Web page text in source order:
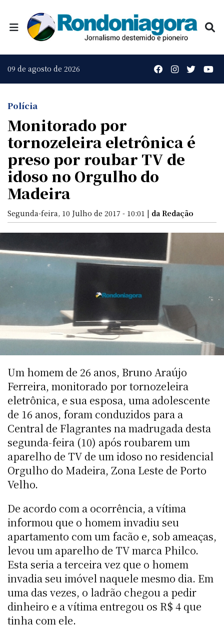
09 de agosto de 2026
Polícia
Monitorado por
tornozeleira eletrônica é
preso por roubar TV de
idoso no Orgulho do
Madeira
Segunda-feira, 10 Julho de 2017 - 10:01 | da Redação
Um homem de 26 anos, Bruno Araújo
Ferreira, monitorado por tornozeleira
eletrônica, e sua esposa, uma adolescente
de 16 anos, foram conduzidos para a
Central de Flagrantes na madrugada desta
segunda-feira (10) após roubarem um
aparelho de TV de um idoso no residencial
Orgulho do Madeira, Zona Leste de Porto
Velho.
De acordo com a ocorrência, a vítima
informou que o homem invadiu seu
apartamento com um facão e, sob ameaças,
levou um aparelho de TV marca Philco.
Esta seria a terceira vez que o homem
invadia seu imóvel naquele mesmo dia. Em
uma das vezes, o ladrão chegou a pedir
dinheiro e a vítima entregou os R$ 4 que
tinha com ele.